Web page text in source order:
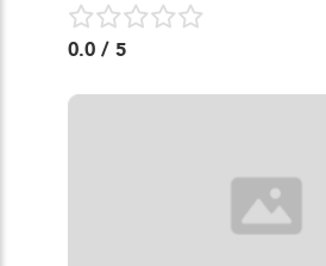
0.0/ 5